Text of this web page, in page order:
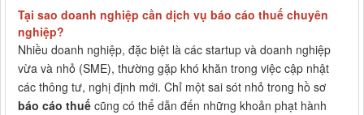
Tại sao doanh nghiệp cần dịch vụ báo cáo thuế chuyên
nghiệp?
Nhiều doanh nghiệp, đặc biệt là các startup và doanh nghiệp
vừa và nhỏ (SME), thường gặp khó khăn trong việc cập nhật
các thông tư, nghị định mới. Chỉ một sai sót nhỏ trong hồ sơ
báo cáo thuế cũng có thể dẫn đến những khoản phạt hành